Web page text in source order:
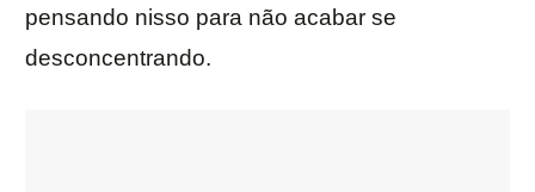
pensando nisso para não acabar se
desconcentrando.